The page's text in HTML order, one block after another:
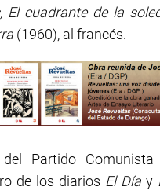
El cuadrante de la
(1960), al francés.
Partido Comunista
de los diarios El Día y